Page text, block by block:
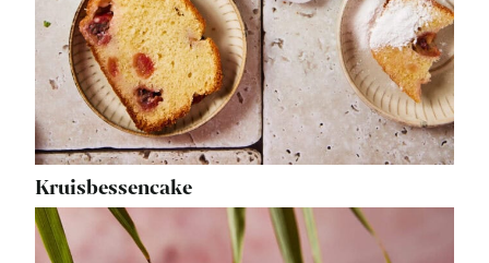
Kruisbessencake